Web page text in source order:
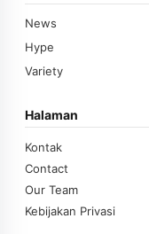
News
Hype
Variety
Halaman
Kontak
Contact
Our Team
Kebijakan Privasi